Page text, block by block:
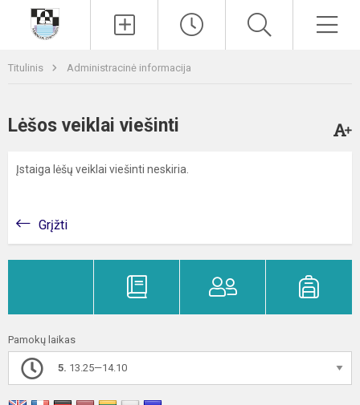
Titulinis Administracinė informacija
Lėšos veiklai viešinti
Įstaiga lėšų veiklai viešinti neskiria.
Grįžti
Pamokų laikas
5. 13.25—14.10